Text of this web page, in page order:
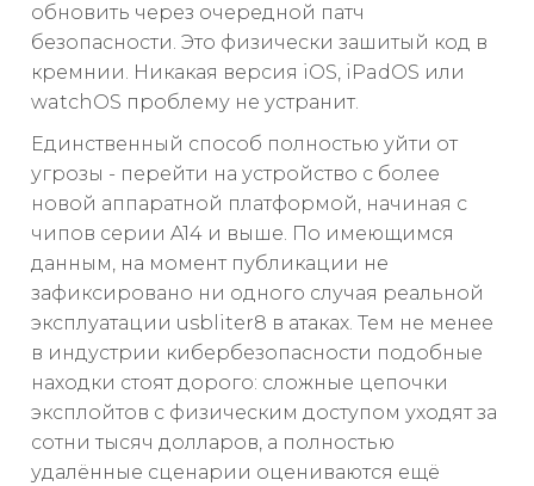
обновить через очередной патч
безопасности. Это физически зашитый код в
кремнии. Никакая версия iOS, iPadOS или
watchOS проблему не устранит.
Единственный способ полностью уйти от
угрозы - перейти на устройство с более
новой аппаратной платформой, начиная с
чипов серии A14 и выше. По имеющимся
данным, на момент публикации не
зафиксировано ни одного случая реальной
эксплуатации usbliter8 в атаках. Тем не менее
в индустрии кибербезопасности подобные
находки стоят дорого: сложные цепочки
эксплойтов с физическим доступом уходят за
сотни тысяч долларов, а полностью
удалённые сценарии оцениваются ещё